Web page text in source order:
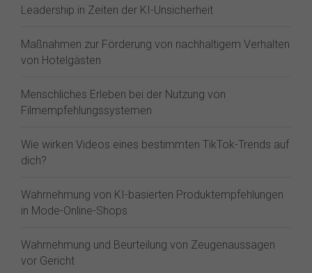
Leadership in Zeiten der KI-Unsicherheit
Maßnahmen zur Förderung von nachhaltigem Verhalten
von Hotelgästen
Menschliches Erleben bei der Nutzung von
Filmempfehlungssystemen
Wie wirken Videos eines bestimmten TikTok-Trends auf
dich?
Wahrnehmung von KI-basierten Produktempfehlungen
in Mode-Online-Shops
Wahrnehmung und Beurteilung von Zeugenaussagen
vor Gericht